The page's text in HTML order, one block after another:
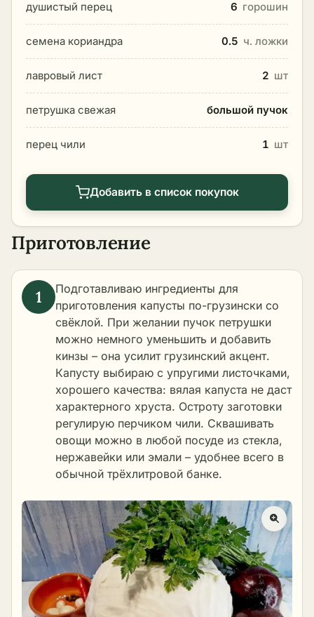
душистый перец 6 горошин
семена кориандра 0.5 ч. ложки
лавровый лист 2 шт
петрушка свежая большой пучок
перец чили 1 шт
Добавить в список покупок
Приготовление
Подготавливаю ингредиенты для
приготовления капусты по-грузински со
свёклой. При желании пучок петрушки
можно немного уменьшить и добавить
кинзы – она усилит грузинский акцент.
Капусту выбираю с упругими листочками,
хорошего качества: вялая капуста не даст
характерного хруста. Остроту заготовки
регулирую перчиком чили. Сквашивать
овощи можно в любой посуде из стекла,
нержавейки или эмали – удобнее всего в
обычной трёхлитровой банке.